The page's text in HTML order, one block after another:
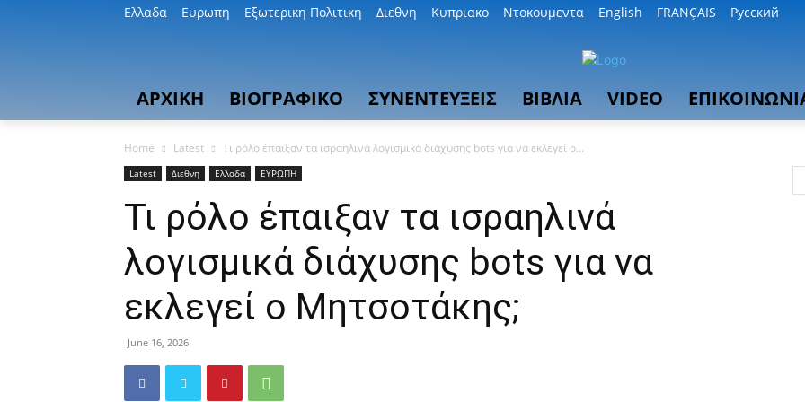
Ελλαδα Ευρωπη Εξωτερικη Πολιτικη Διεθνη Κυπριακο Ντοκουμεντα English FRANÇAIS Русский
ΑΡΧΙΚΗ ΒΙΟΓΡΑΦΙΚΟ ΣΥΝΕΝΤΕΥΞΕΙΣ ΒΙΒΛΙΑ VIDEO
Home Latest Τι ρόλο έπαιξαν τα ισραηλινά λογισμικά διάχυσης bots για να εκλεγεί ο...
Latest Διεθνη Ελλαδα ΕΥΡΩΠΗ
Τι ρόλο έπαιξαν τα ισραηλινά
λογισμικά διάχυσης bots για να
εκλεγεί ο Μητσοτάκης;
June 16, 2026